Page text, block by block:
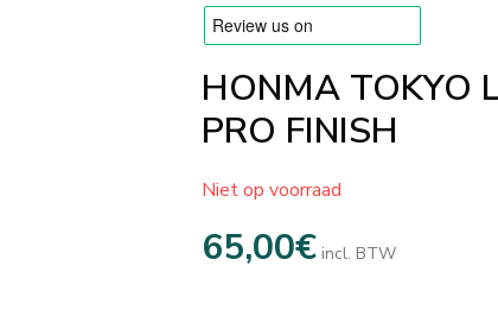
HONMA TOKYO
PRO FINISH
Niet op voorraad
65,00€ incl. BTW